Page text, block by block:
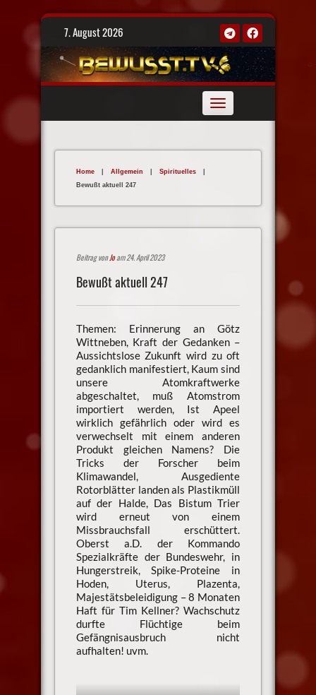
Skip
7. August 2026
Toggle
navigation
Home | Allgemein | Spirituelles
|
Bewußt aktuell 247
Beitrag vonJoam 24. April 2023
Bewußt aktuell 247
Themen: Erinnerung an Götz
Wittneben, Kraft der Gedanken –
Aussichtslose Zukunft wird zu oft
gedanklich manifestiert, Kaum sind
unsere Atomkraftwerke
abgeschaltet, muß Atomstrom
importiert werden, Ist Apeel
wirklich gefährlich oder wird es
verwechselt mit einem anderen
Produkt gleichen Namens? Die
Tricks der Forscher beim
Klimawandel, Ausgediente
Rotorblätter landen als Plastikmüll
auf der Halde, Das Bistum Trier
wird erneut von einem
Missbrauchsfall erschüttert.
Oberst a.D. der Kommando
Spezialkräfte der Bundeswehr, in
Hungerstreik, Spike-Proteine in
Hoden, Uterus, Plazenta,
Majestätsbeleidigung – 8 Monaten
Haft für Tim Kellner? Wachschutz
durfte Flüchtige beim
Gefängnisausbruch nicht
aufhalten! uvm.